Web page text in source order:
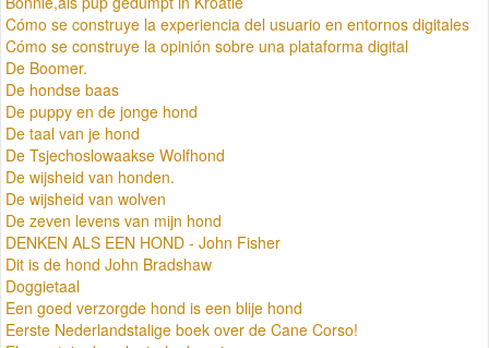
Cómo se construye la experiencia del usuario en entornos digitales
Cómo se construye la opinión sobre una plataforma digital
De Boomer.
De hondse baas
De puppy en de jonge hond
De taal van je hond
De Tsjechoslowaakse Wolfhond
De wijsheid van honden.
De wijsheid van wolven
De zeven levens van mijn hond
DENKEN ALS EEN HOND - John Fisher
Dit is de hond John Bradshaw
Doggietaal
Een goed verzorgde hond is een blije hond
Eerste Nederlandstalige boek over de Cane Corso!